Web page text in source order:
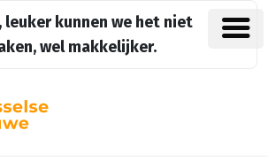
leuker kunnen we het niet
wel makkelijker.